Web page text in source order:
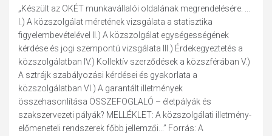
„Készült az OKÉT munkavállalói oldalának megrendelésére. ...
I.) A közszolgálat méretének vizsgálata a statisztika
figyelembevételével II.) A közszolgálat egységességének
kérdése és jogi szempontú vizsgálata III.) Érdekegyeztetés a
közszolgálatban IV.) Kollektív szerződések a közszférában V.)
A sztrájk szabályozási kérdései és gyakorlata a
közszolgálatban VI.) A garantált illetmények
összehasonlítása ÖSSZEFOGLALÓ – életpályák és
szakszervezeti pályák? MELLÉKLET: A közszolgálati illetmény-
előmeneteli rendszerek főbb jellemzői...” Forrás: A